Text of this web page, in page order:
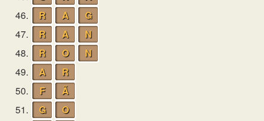
46.
R A
G
47.
R A
N
48.
R O
N
49.
A
R
50.
F
Ã
51.
G
O